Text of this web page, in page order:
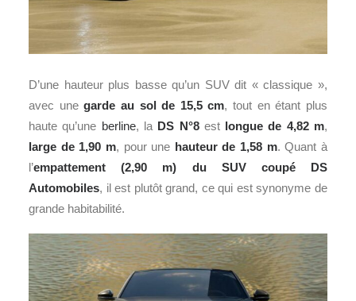
D’une hauteur plus basse qu’un SUV dit « classique »,
avec unegarde au sol de 15,5 cm, tout en étant plus
haute qu’une berline, la DS N°8est longue de 4,82 m,
large de 1,90 m, pour une hauteur de 1,58 m. Quant à
l’empattement (2,90 m) du SUV coupé DS
Automobiles, il est plutôt grand, ce qui est synonyme de
grande habitabilité.